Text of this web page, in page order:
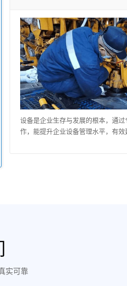
设备是企业生存与发展的根本，通
作，能提升企业设备管理水平，有效
实可靠